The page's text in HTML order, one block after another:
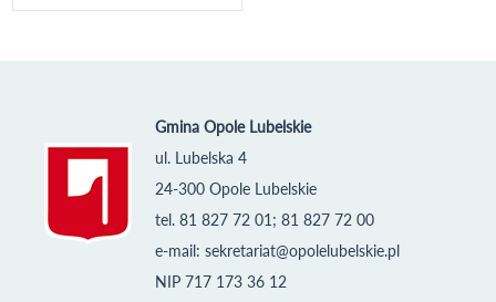
Gmina Opole Lubelskie
ul. Lubelska 4
24-300 Opole Lubelskie
tel. 81 827 72 01; 81 827 72 00
e-mail: sekretariat@opolelubelskie.pl
NIP 717 173 36 12